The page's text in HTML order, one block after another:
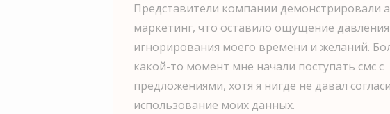
Представители компании демонстрировали
маркетинг, что оставило ощущение
игнорирования моего времени и желаний.
какой-то момент мне начали поступать смс с
предложениями, хотя я нигде не давал
использование моих данных.